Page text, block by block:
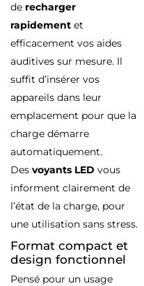
de recharger
rapidement et
efficacement vos aides
auditives sur mesure. Il
suffit d’insérer vos
appareils dans leur
emplacement pour que la
charge démarre
automatiquement.
Des voyants LED vous
informent clairement de
l’état de la charge, pour
une utilisation sans stress.
Format compact et
design fonctionnel
Pensé pour un usage